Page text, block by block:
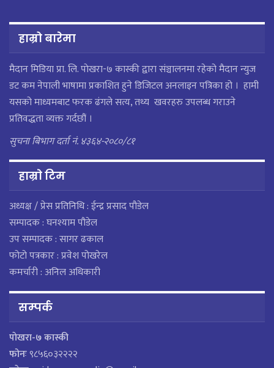
हाम्रो बारेमा
मैदान मिडिया प्रा. लि. पाेखरा-७ कास्की द्वारा संञ्चालनमा रहेको मैदान न्युज
डट कम नेपाली भाषामा प्रकाशित हुने डिजिटल अनलाइन पत्रिका हो । हामी
यसको माध्यमबाट फरक ढंगले सत्य, तथ्य खवरहरु उपलब्ध गराउने
प्रतिवद्धता व्यक्त गर्दछौं ।
सुचना बिभाग दर्ता नं. ४३६४-२०८०/८१
हाम्राे टिम
अध्यक्ष / प्रेस प्रतिनिधि : ईन्द्र प्रसाद पौडेल
सम्पादक : घनश्याम पौडेल
उप सम्पादक : सागर ढकाल
फोटो पत्रकार : प्रवेश पोखरेल
कमर्चारी : अनिल अधिकारी
सम्पर्क
पाेखरा-७ कास्की
फोनः९८५६०३२२२२